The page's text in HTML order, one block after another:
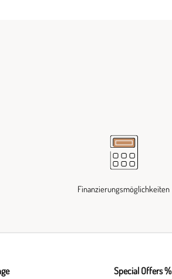
Finanzierungsmöglichkeiten
Special Offers %